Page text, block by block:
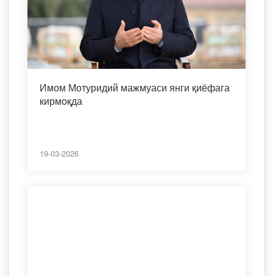
Имом Мотуридий мажмуаси янги қиёфага
кирмоқда
19-03-2026